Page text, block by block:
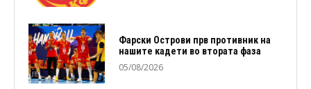
Фарски Острови прв противник на
нашите кадети во втората фаза
05/08/2026